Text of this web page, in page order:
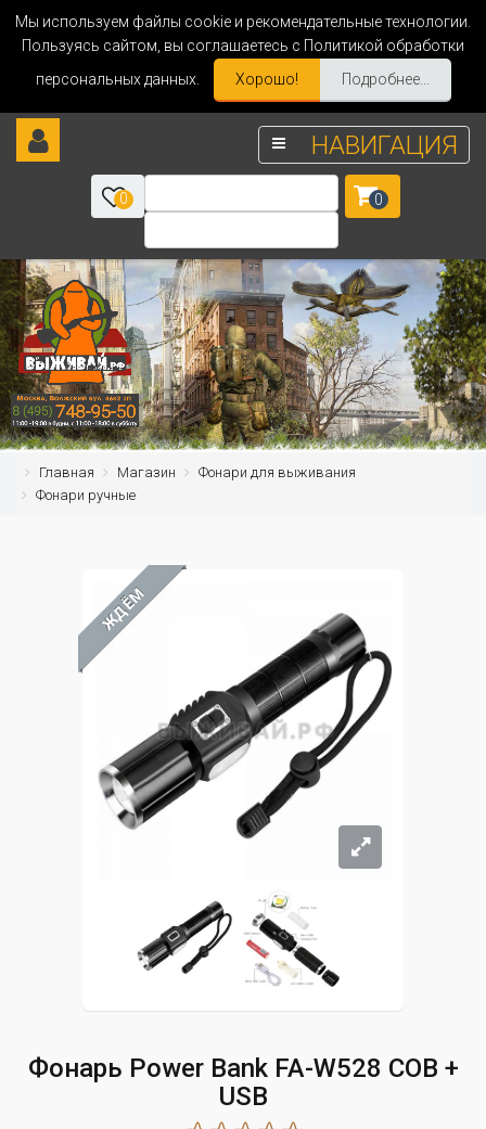
Мы используем файлы cookie и рекомендательные технологии.
Пользуясь сайтом, вы соглашаетесь с Политикой обработки
персональных данных.
Хорошо! Подробнее...
НАВИГАЦИЯ
0 0
Главная Магазин
Фонари для выживания
Фонари ручные
ЖДЁМ
Фонарь Power Bank FA-W528 COB +
USB